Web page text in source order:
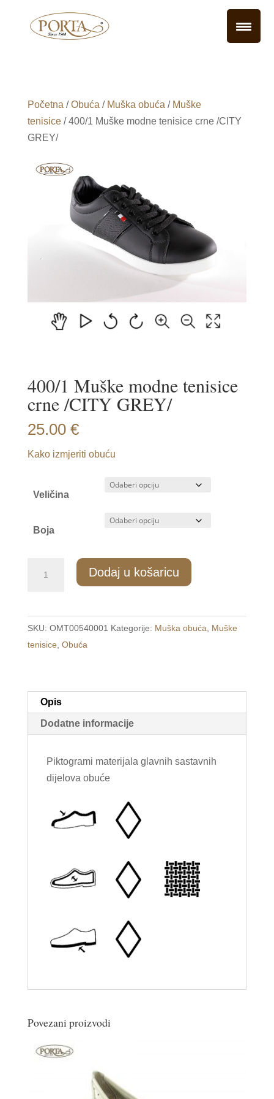
Početna /Obuća / Muška obuća / Muške
tenisice/ 400/1 Muške modne tenisice crne /CITY
GREY/
400/1 Muške modne tenisice
crne /CITY GREY/
25.00 €
Kako izmjeriti obuću
Veličina
Boja
tenisice
crne
/CITY
Dodaj u košaricu
SKU: OMT00540001 Kategorije: Muška obuća
Muške
tenisice Obuća
Opis
Dodatne informacije
Piktogrami materijala glavnih sastavnih
dijelova obuće
Povezani proizvodi